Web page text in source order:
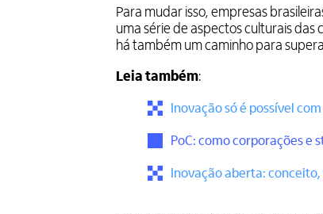
Para mudar isso, empresas
uma série de aspectos culturais
há também um caminho para
Leia também:
Inovação só é possível
PoC: como corporações e
Inovação aberta: